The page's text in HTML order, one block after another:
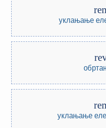
уклањање
уклањање